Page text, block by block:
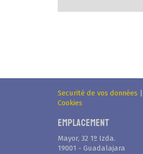
Securité de vos données |
Cookies
Emplacement
Mayor, 32 1º Izda.
19001 - Guadalajara